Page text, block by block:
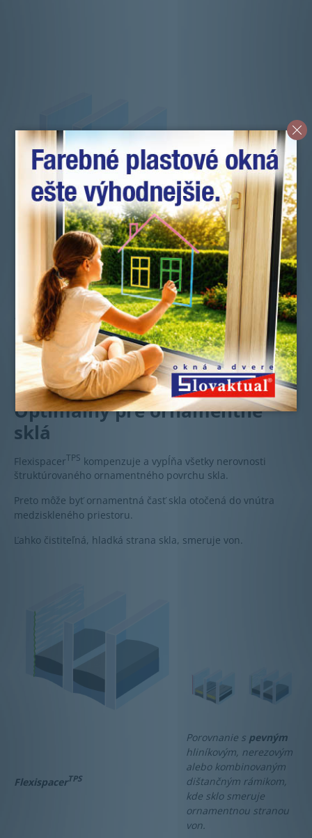
Flexispacer
Porovnanie s
pevným
hliníkovým, nerezovým
alebo kombinovaným
dištančným rámikom.
Vyplýva to z rozdielnej
technológie vkladania vs.
nanášania rámikov.
Optimálny pre ornamentné
sklá
FlexispacerTPS kompenzuje a vypĺňa všetky nerovnosti
štruktúrovaného ornamentného povrchu skla.
Preto môže byť ornamentná časť skla otočená do vnútra
medziskleného priestoru.
Ľahko čistiteľná, hladká strana skla, smeruje von.
FlexispacerTPS
Porovnanie s pevným
hliníkovým, nerezovým
alebo kombinovaným
dištančným rámikom,
kde sklo smeruje
ornamentnou stranou
von.